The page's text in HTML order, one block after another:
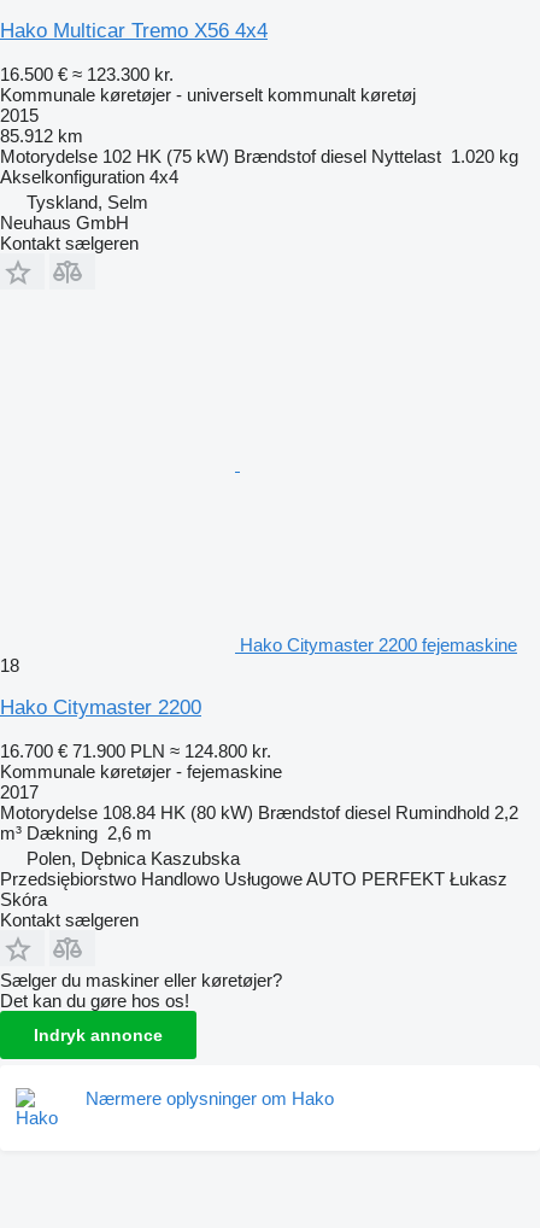
Hako Multicar Tremo X56 4x4
16.500 € ≈ 123.300 kr.
Kommunale køretøjer - universelt kommunalt køretøj
2015
85.912 km
Motorydelse 102 HK (75 kW) Brændstof diesel Nyttelast 1.020 kg
Akselkonfiguration 4x4
Tyskland, Selm
Neuhaus GmbH
Kontakt sælgeren
Hako Citymaster 2200 fejemaskine
18
Hako Citymaster 2200
16.700 € 71.900 PLN ≈ 124.800 kr.
Kommunale køretøjer - fejemaskine
2017
Motorydelse 108.84 HK (80 kW) Brændstof diesel Rumindhold 2,2
m³ Dækning 2,6 m
Polen, Dębnica Kaszubska
Przedsiębiorstwo Handlowo Usługowe AUTO PERFEKT Łukasz
Skóra
Kontakt sælgeren
Sælger du maskiner eller køretøjer?
Det kan du gøre hos os!
Indryk annonce
Nærmere oplysninger om Hako